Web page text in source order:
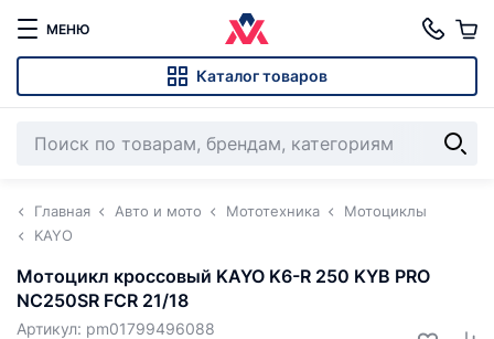
МЕНЮ
Каталог товаров
Главная Авто и мото Мототехника
Мотоциклы
KAYO
Мотоцикл кроссовый KAYO K6-R 250 KYB PRO
NC250SR FCR 21/18
Артикул: pm01799496088